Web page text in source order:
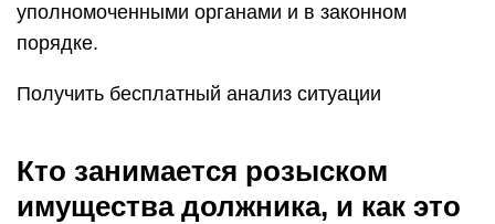
уполномоченными органами и в законном
порядке.
Получить бесплатный анализ ситуации
Кто занимается розыском
имущества должника, и как это